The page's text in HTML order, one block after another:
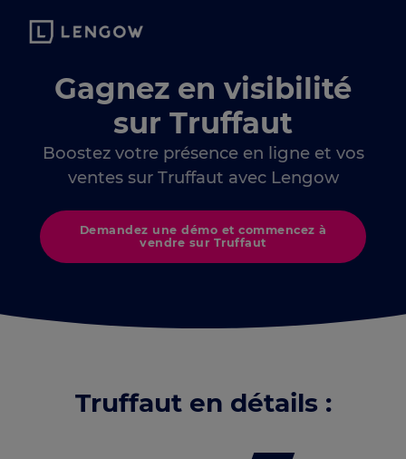
Gagnez en visibilité
sur Truffaut
Boostez votre présence en ligne et vos
ventes sur Truffaut avec Lengow
Demandez une démo et commencez à
vendre sur Truffaut
Truffaut en détails :